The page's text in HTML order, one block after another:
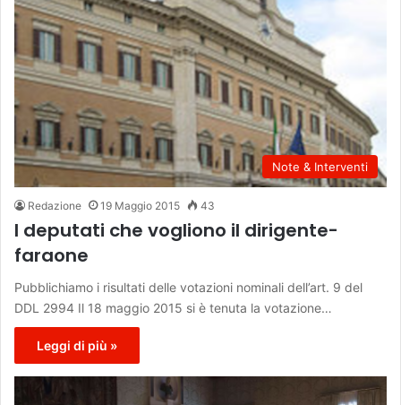
Note & Interventi
Redazione 19 Maggio 2015 43
I deputati che vogliono il dirigente-
faraone
Pubblichiamo i risultati delle votazioni nominali dell’art. 9 del
DDL 2994 Il 18 maggio 2015 si è tenuta la votazione…
Leggi di più »